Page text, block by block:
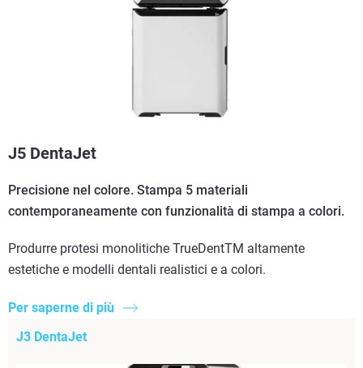
J5 DentaJet
Precisione nel colore. Stampa 5 materiali
contemporaneamente con funzionalità di stampa a colori.
Produrre protesi monolitiche TrueDentTM altamente
estetiche e modelli dentali realistici e a colori.
Per saperne di più
J3 DentaJet